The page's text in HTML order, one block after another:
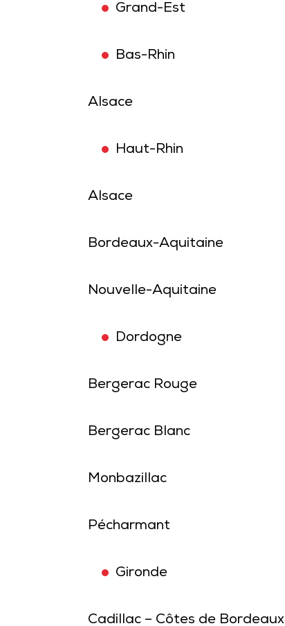
Grand-Est
Bas-Rhin
Alsace
Haut-Rhin
Alsace
Bordeaux-Aquitaine
Nouvelle-Aquitaine
Dordogne
Bergerac Rouge
Bergerac Blanc
Monbazillac
Pécharmant
Gironde
Cadillac – Côtes de Bordeaux